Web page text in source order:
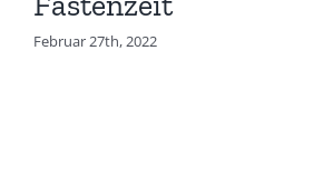
Februar 27th, 2022